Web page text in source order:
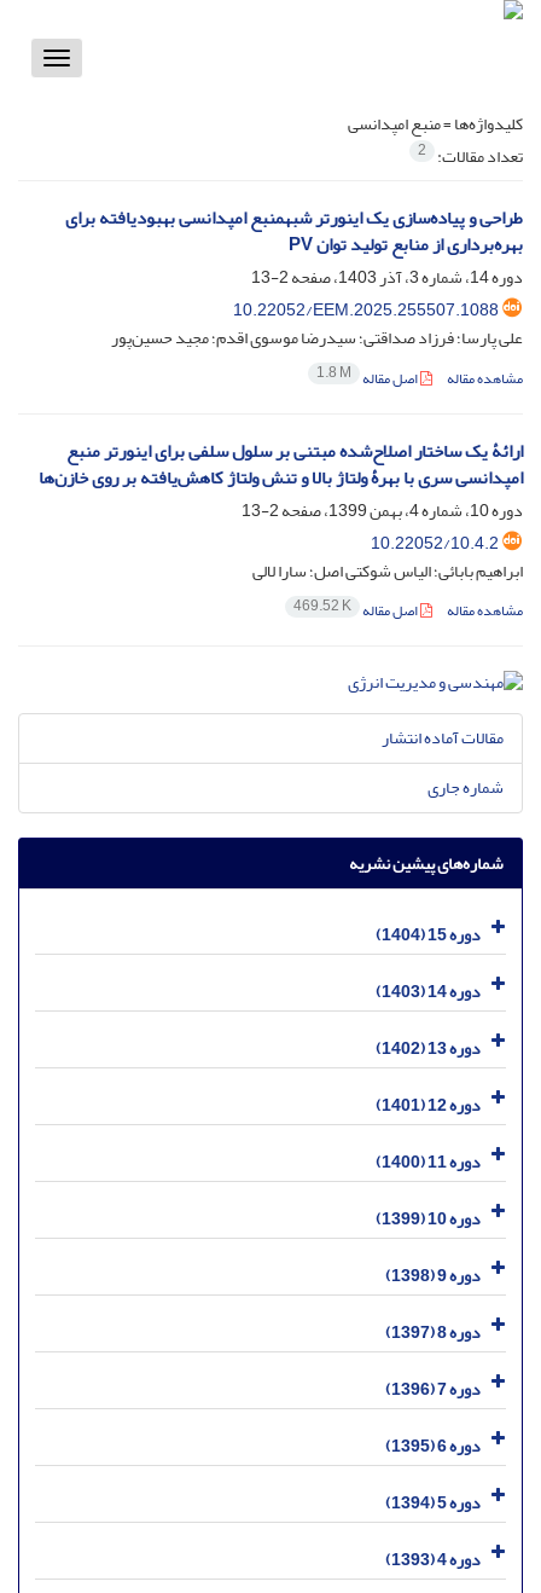
Toggle
کلیدواژه‌ها =منبع امپدانسی
تعداد مقالات: 2
طراحی و پیاده‌سازی یک اینورتر شبه‎منبع امپدانسی بهبودیافته برای
بهره‌برداری از منابع تولید توان PV
دوره 14، شماره 3، آذر 1403، صفحه
2-13
10.22052/EEM.2025.255507.1088
علی پارسا؛ فرزاد صداقتی؛ سیدرضا موسوی اقدم؛ مجید حسین‌پور
مشاهده مقاله اصل مقاله 1.8 M
ارائۀ یک ساختار اصلاح‌شده مبتنی بر سلول سلفی برای اینورتر منبع
امپدانسی سری با بهرۀ ولتاژ بالا و تنش ولتاژ کاهش‌یافته بر روی خازن‌ها
دوره 10، شماره 4، بهمن 1399، صفحه
2-13
10.22052/10.4.2
ابراهیم بابائی؛ الیاس شوکتی اصل؛ سارا لالی
مشاهده مقاله اصل مقاله 469.52 K
مقالات آماده انتشار
شماره جاری
شماره‌های پیشین نشریه
دوره 15 (1404)
دوره 14 (1403)
دوره 13 (1402)
دوره 12 (1401)
دوره 11 (1400)
دوره 10 (1399)
دوره 9 (1398)
دوره 8 (1397)
دوره 7 (1396)
دوره 6 (1395)
دوره 5 (1394)
دوره 4 (1393)